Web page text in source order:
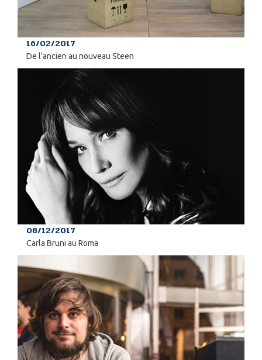
16/02/2017
De l’ancien au nouveau Steen
08/12/2017
Carla Bruni au Roma